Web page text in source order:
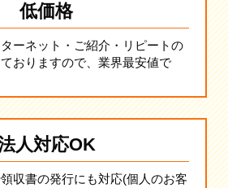
低価格
ーネット・ご紹介・リピートの
おりますので、業界最安値で
人対応OK
収書の発行にも対応(個人のお客